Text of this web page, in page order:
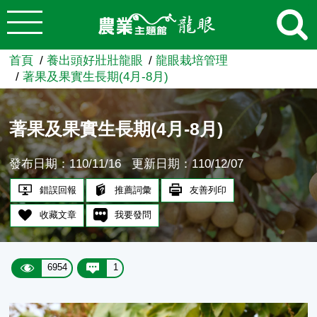
跳到主要內容
農業知識入口網
首頁 養出頭好壯壯龍眼
龍眼栽培管理
著果及果實生長期(4月-8月)
著果及果實生長期(4月-8月)
發布日期：110/11/16 更新日期：110/12/07
錯誤回報 推薦詞彙 友善列印
收藏文章 我要發問
6954 1